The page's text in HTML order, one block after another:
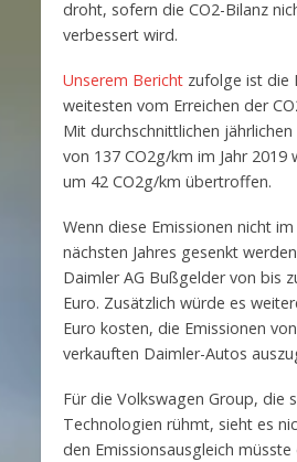
droht, sofern die CO2-Bilanz
verbessert wird.
Unserem Berichtzufolge ist die
weitesten vom Erreichen der
Mit durchschnittlichen
von 137 CO2g/km im Jahr 2019
um 42 CO2g/km übertroffen.
Wenn diese Emissionen nicht
nächsten Jahres gesenkt
Daimler AG Bußgelder von bis
Euro. Zusätzlich würde es
Euro kosten, die Emissionen
verkauften Daimler-Autos
Für die Volkswagen Group, die
Technologien rühmt, sieht es
den Emissionsausgleich müsste